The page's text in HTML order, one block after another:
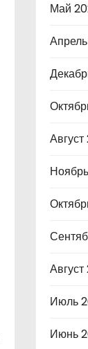
Май
Июль
Июнь